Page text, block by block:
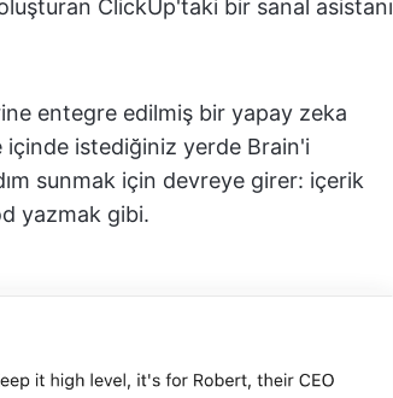
ClickUp'taki bir sanal asistanı
entegre edilmiş bir yapay zeka
içinde istediğiniz yerde Brain'i
sunmak için devreye girer: içerik
yazmak gibi.